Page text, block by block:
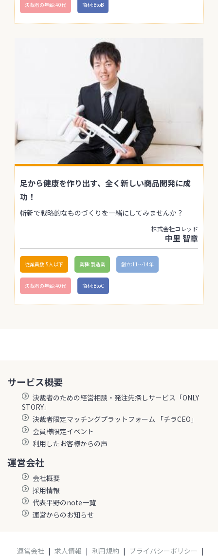
決裁者の年齢:40代 商材:BtoB
足から健康を作り出す、全く新しい商品開発に成
功！
斬新で戦略的なものづくりを一緒にしてみませんか？
株式会社コレッド
中里 智章
従業員数:5人以下 業種:製造業 創立:11〜14年
決裁者の年齢:40代 商材:BtoC
サービス概要
決裁者のための経営相談・発注先探しサービス「ONLY
STORY」
決裁者限定マッチングプラットフォーム 「チラCEO」
会員様限定イベント
利用したお客様からの声
運営会社
会社概要
採用情報
代表平野のnote一覧
運営からのお知らせ
運営会社 | 求人情報 | 利用規約 | プライバシーポリシー |